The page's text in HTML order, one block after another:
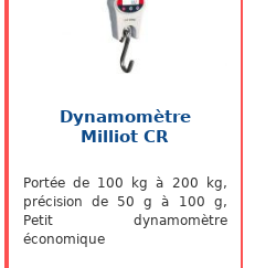
Dynamomètre
Milliot CR
Portée de 100 kg à 200 kg,
précision de 50 g à 100 g,
Petit dynamomètre
économique